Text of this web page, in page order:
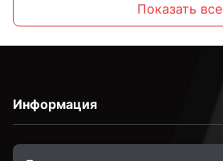
Высокопрочные
Показать все
Информация